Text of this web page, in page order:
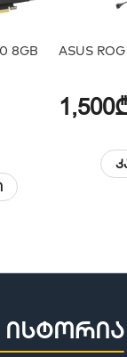
8GB ASUS
ისტორია